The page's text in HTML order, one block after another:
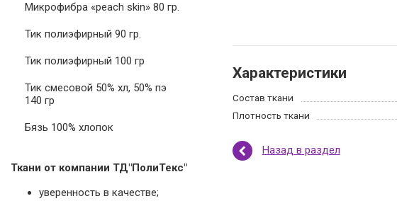
Микрофибра «peach skin» 80 гр.
Тик полиэфирный 90 гр.
Тик полиэфирный 100 гр
Тик смесовой 50% хл, 50% пэ
140 гр
Бязь 100% хлопок
Ткани от компании ТД"ПолиТекс"
уверенность в качестве;
Характеристики
Состав ткани
Плотность ткани
Назад в раздел